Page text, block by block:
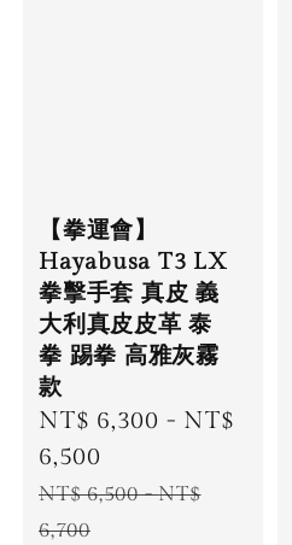
【拳運會】
Hayabusa T3 LX
拳擊手套 真皮 義
大利真皮皮革 泰
拳 踢拳 高雅灰霧
款
Sale
price
NT$ 6,300 - NT$
6,500
Regular
price
NT$ 6,500-NT$
6,700